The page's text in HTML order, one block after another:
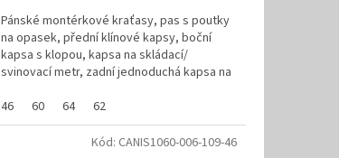
Pánské montérkové kraťasy, pas s poutky
na opasek, přední klínové kapsy, boční
kapsa s klopou, kapsa na skládací/
svinovací metr, zadní jednoduchá kapsa na
46
60 64 62
Kód: CANIS1060-006-109-46